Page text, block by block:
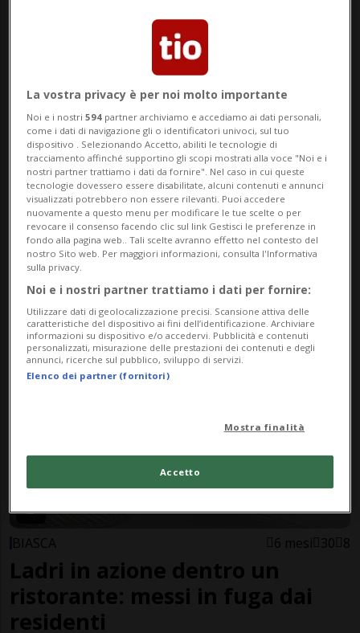
SAN GALLO
Tentano di rubare delle auto, li
ferma il cane poliziotto Ueli
BIASCA 6 mesi 30 8
Ladri in azione dentro un
ristorante: messi in fuga dai
residenti
La vostra privacy è per noi molto importante
Noi e i nostri594 partner archiviamo e accediamo ai dati personali,
come i dati di navigazione gli o identificatori univoci, sul tuo
dispositivo . Selezionando Accetto, abiliti le tecnologie di
tracciamento affinché supportino gli scopi mostrati alla voce "Noi e i
nostri partner trattiamo i dati da fornire". Nel caso in cui queste
tecnologie dovessero essere disabilitate, alcuni contenuti e annunci
visualizzati potrebbero non essere rilevanti. Puoi accedere
nuovamente a questo menu per modificare le tue scelte o per
revocare il consenso facendo clic sul link Gestisci le preferenze in
fondo alla pagina web.. Tali scelte avranno effetto nel contesto del
nostro Sito web. Per maggiori informazioni, consulta l'Informativa
sulla privacy.
Noi e i nostri partner trattiamo i dati per fornire:
Utilizzare dati di geolocalizzazione precisi. Scansione attiva delle
caratteristiche del dispositivo ai fini dell’identificazione. Archiviare
informazioni su dispositivo e/o accedervi. Pubblicità e contenuti
personalizzati, misurazione delle prestazioni dei contenuti e degli
annunci, ricerche sul pubblico, sviluppo di servizi.
Elenco dei partner (fornitori)
Mostra finalità
Accetto